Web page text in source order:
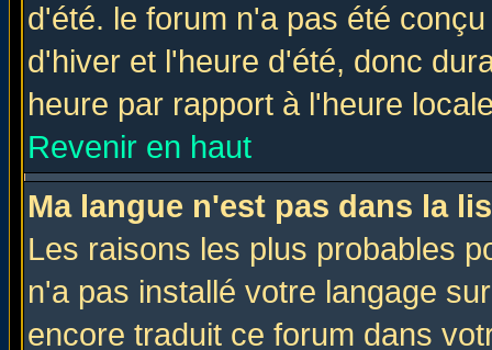
d'été. le forum n'a pas été
d'hiver et l'heure d'été, donc
heure par rapport à l'heure
Revenir en haut
Ma langue n'est pas dans la
Les raisons les plus probables
n'a pas installé votre langage
encore traduit ce forum dans